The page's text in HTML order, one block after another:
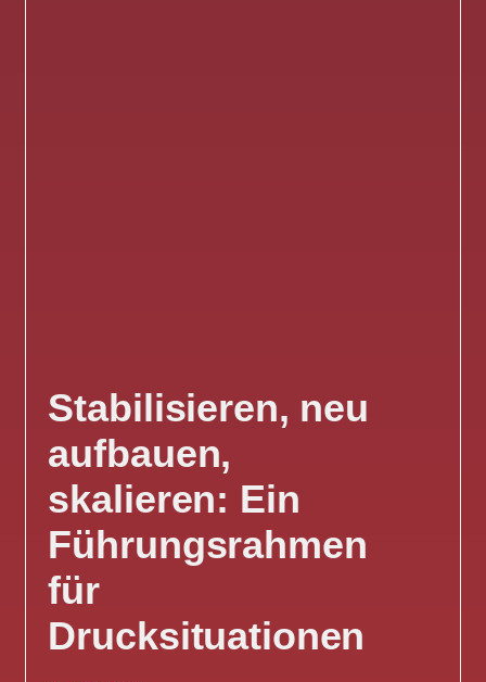
Stabilisieren, neu
aufbauen,
skalieren: Ein
Führungsrahmen
für
Drucksituationen